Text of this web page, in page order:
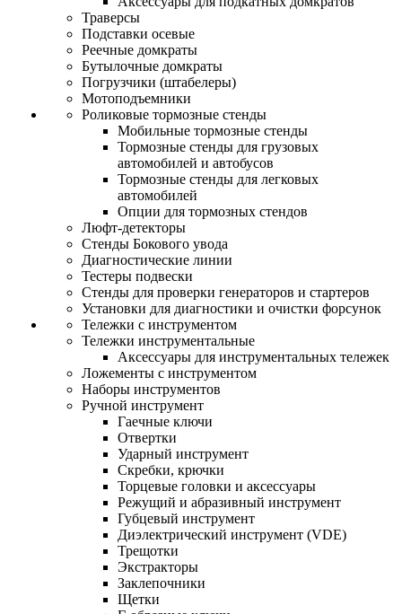
Траверсы
Подставки осевые
Реечные домкраты
Бутылочные домкраты
Погрузчики (штабелеры)
Мотоподъемники
Роликовые тормозные стенды
Мобильные тормозные стенды
Тормозные стенды для грузовых
автомобилей и автобусов
Тормозные стенды для легковых
автомобилей
Опции для тормозных стендов
Люфт-детекторы
Стенды Бокового увода
Диагностические линии
Тестеры подвески
Стенды для проверки генераторов и стартеров
Установки для диагностики и очистки форсунок
Тележки с инструментом
Тележки инструментальные
Аксессуары для инструментальных тележек
Ложементы с инструментом
Наборы инструментов
Ручной инструмент
Гаечные ключи
Отвертки
Ударный инструмент
Скребки, крючки
Торцевые головки и аксессуары
Режущий и абразивный инструмент
Губцевый инструмент
Диэлектрический инструмент (VDE)
Трещотки
Экстракторы
Заклепочники
Щетки